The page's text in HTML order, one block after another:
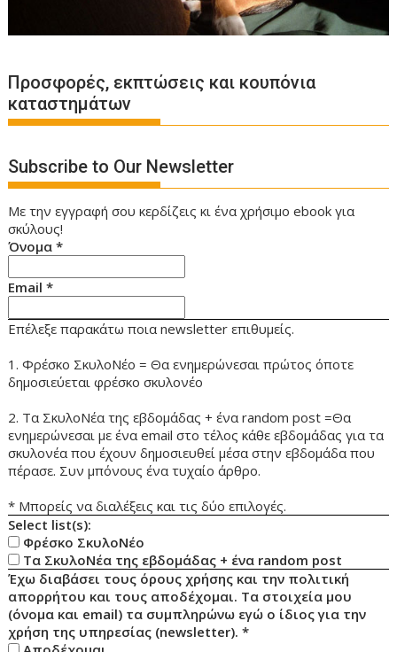
Προσφορές, εκπτώσεις και κουπόνια
καταστημάτων
Subscribe to Our Newsletter
Με την εγγραφή σου κερδίζεις κι ένα χρήσιμο ebook για
σκύλους!
Όνομα*
Email*
Επέλεξε παρακάτω ποια newsletter επιθυμείς.
1. Φρέσκο ΣκυλοΝέο = Θα ενημερώνεσαι πρώτος όποτε
δημοσιεύεται φρέσκο σκυλονέο
2. Τα ΣκυλοΝέα της εβδομάδας + ένα random post =Θα
ενημερώνεσαι με ένα email στο τέλος κάθε εβδομάδας για τα
σκυλονέα που έχουν δημοσιευθεί μέσα στην εβδομάδα που
πέρασε. Συν μπόνους ένα τυχαίο άρθρο.
* Μπορείς να διαλέξεις και τις δύο επιλογές.
Select list(s):
Φρέσκο ΣκυλοΝέο
Τα ΣκυλοΝέα της εβδομάδας + ένα random post
Έχω διαβάσει τους όρους χρήσης και την πολιτική
απορρήτου και τους αποδέχομαι. Τα στοιχεία μου
(όνομα και email) τα συμπληρώνω εγώ ο ίδιος για την
χρήση της υπηρεσίας (newsletter).*